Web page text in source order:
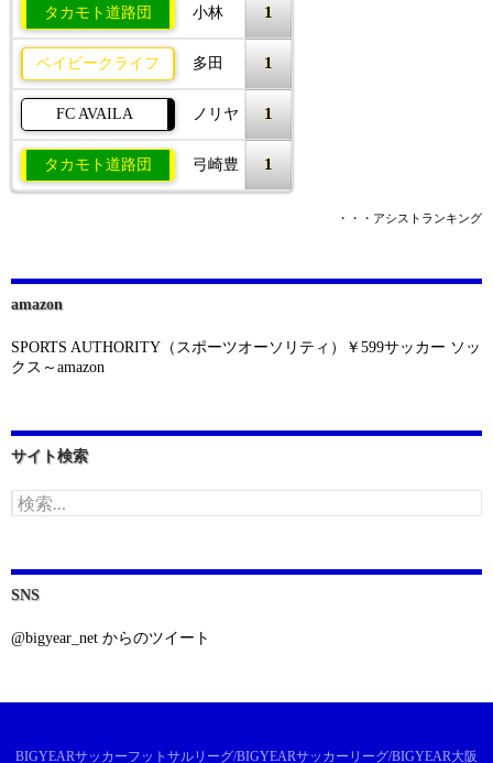
タカモト道路団 小林 1
ベイビークライフ 多田 1
FC AVAILA ノリヤ 1
タカモト道路団 弓崎豊 1
・・・アシストランキング
amazon
SPORTS AUTHORITY（スポーツオーソリティ）￥599サッカー ソッ
クス～amazon
サイト検索
検
索:
SNS
@bigyear_net からのツイート
BIGYEARサッカーフットサルリーグ/BIGYEARサッカーリーグ/BIGYEAR大阪